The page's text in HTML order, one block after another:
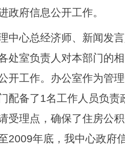
政府信息公开工作。
心总经济师、新闻发言
处室负责人对本部门的
开工作。办公室作为管
配备了1名工作人员负责
受理点，确保了住房公
2009年底，我中心政府